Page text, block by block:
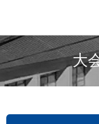
大